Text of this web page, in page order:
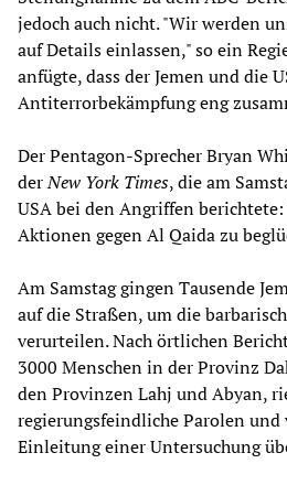
jedoch auch nicht. "Wir werden
auf Details einlassen," so ein
anfügte, dass der Jemen und die
Antiterrorbekämpfung eng
Der Pentagon-Sprecher Bryan
derNew York Times, die am
USA bei den Angriffen
Aktionen gegen Al Qaida zu
Am Samstag gingen Tausende
auf die Straßen, um die
verurteilen. Nach örtlichen
3000 Menschen in der Provinz
den Provinzen Lahj und Abyan,
regierungsfeindliche Parolen
Einleitung einer Untersuchung